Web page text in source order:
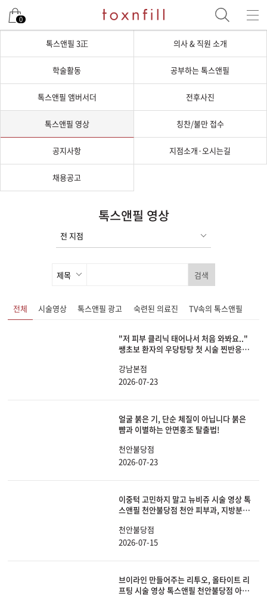
0
톡스앤필 3正 의사 & 직원 소개
학술활동 공부하는 톡스앤필
톡스앤필 앰버서더 전후사진
톡스앤필 영상 칭찬/불만 접수
공지사항 지점소개·오시는길
채용공고
톡스앤필 영상
검색
전체 시술영상 톡스앤필 광고 숙련된 의료진 TV속의 톡스앤필
"저 피부 클리닉 태어나서 처음 와봐요.."
쌩초보 환자의 우당탕탕 첫 시술 찐반응ㅋ
강남본점
2026-07-23
얼굴 붉은 기, 단순 체질이 아닙니다 붉은
뺨과 이별하는 안면홍조 탈출법!
천안불당점
2026-07-23
이중턱 고민하지 말고 뉴비쥬 시술 영상 톡
스앤필 천안불당점 천안 피부과, 지방분해
천안불당점
2026-07-15
브이라인 만들어주는 리투오, 올타이트 리
프팅 시술 영상 톡스앤필 천안불당점 아산